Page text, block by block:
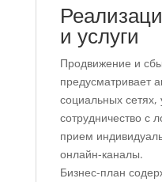
и услуги
Продвижение и
предусматривает
социальных сетях,
сотрудничество с
прием
онлайн-каналы.
Бизнес-план